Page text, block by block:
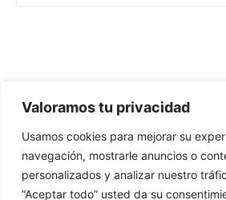
Valoramos tu privacidad
Usamos cookies para mejorar su
navegación, mostrarle anuncios o
personalizados y analizar nuestro
“Aceptar todo” usted da su
Redes Cristianas
Una mirada alternativa sobre la Iglesia
- Colectivos de Redes Cristianas